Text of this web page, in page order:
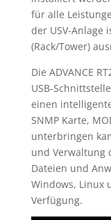
für alle
der USV-Anlage
(Rack/Tower)
Die ADVANCE
USB-
einen
SNMP Karte,
unterbringen
und Verwaltung
Dateien und
Windows, Linux
Verfügung.